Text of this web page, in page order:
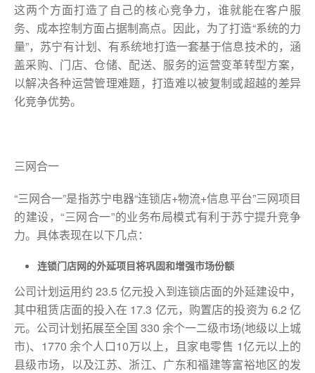
这两个方面打造了自己的核心竞争力，谁就能在客户服
务、成本控制方面占据制高点。因此，为了打造“系统的力
量”，苏宁有计划、有系统地打造一套基于信息技术的，涵
盖采购、门店、仓储、配送、服务的运营变革转型方案，
以解决各种运营管理难题，打造难以被复制或超越的差异
化竞争优势。
三网合一
“三网合一”是指苏宁电器“连锁店+物流+信息平台”三网项目
的建设，“三网合一”的业务布局模式有利于苏宁提升竞争
力。具体表现在以下几点：
连锁门店网的外延项目将巩固和增强市场份额
公司计划运用约 23.5 亿元投入到连锁店面的外延建设中，
其中租赁店面的投入在 17.3 亿元，购置店的投资为 6.2 亿
元。公司计划拓展至全国 330 余个一二级市场(地级以上城
市)、1770 余个人口10万以上，且家电零售 1亿元以上的
县级市场，以及江苏、浙江、广东和福建等富裕地区的发